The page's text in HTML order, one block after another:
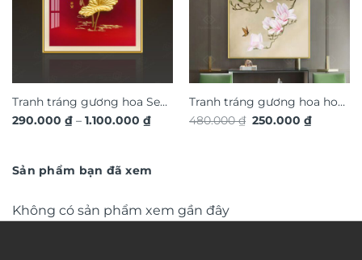
Tranh tráng gương hoa Sen
bình an, quà tặng sang
290.000 ₫ – 1.100.000 ₫Khoảng
1.100.000 ₫
Tranh tráng gương hoa hoa
nghệ thuật TG4911S
480.000₫ Giá
gốc
250.000₫Giá
Sản phẩm bạn đã xem
Không có sản phẩm xem gần đây